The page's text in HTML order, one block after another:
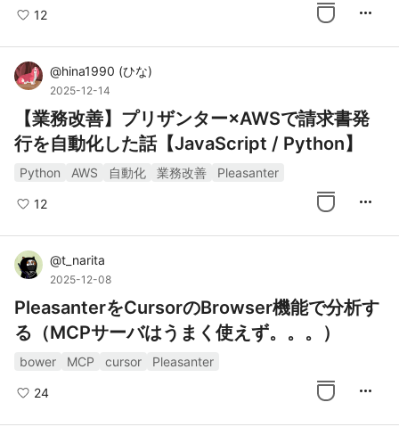
12 more_horiz
@hina1990 (ひな)
2025-12-14
【業務改善】プリザンター×AWSで請求書発
行を自動化した話【JavaScript / Python】
Python AWS 自動化 業務改善 Pleasanter
12 more_horiz
@t_narita
2025-12-08
PleasanterをCursorのBrowser機能で分析す
る（MCPサーバはうまく使えず。。。）
bower MCP cursor Pleasanter
24 more_horiz